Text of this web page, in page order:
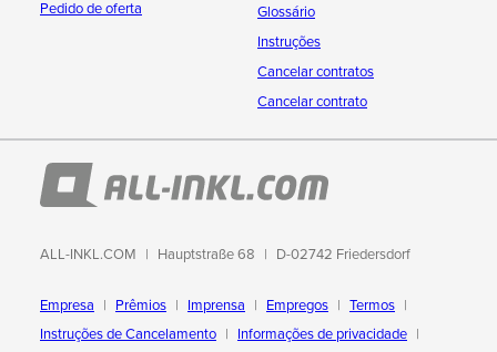
Pedido de oferta
Glossário
Instruções
Cancelar contratos
Cancelar contrato
ALL-INKL.COM Hauptstraße 68 D-02742 Friedersdorf
Empresa Prêmios Imprensa Empregos
Termos
Instruções de Cancelamento
Informações de privacidade